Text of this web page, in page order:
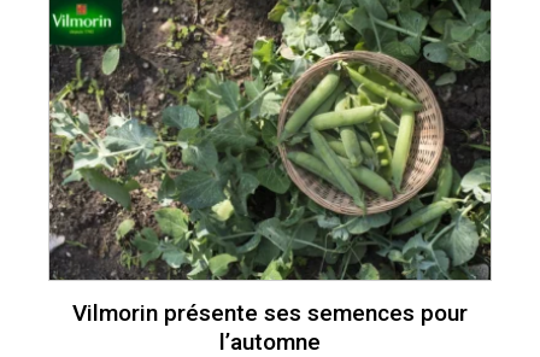
Vilmorin présente ses semences pour
l’automne